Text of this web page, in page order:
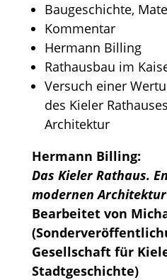
Baugeschichte,
Kommentar
Hermann Billing
Rathausbau im
Versuch einer
des Kieler
Architektur
Hermann Billing:
Das Kieler Rathaus.
modernen Architektur
Bearbeitet von
Gesellschaft für
Stadtgeschichte)